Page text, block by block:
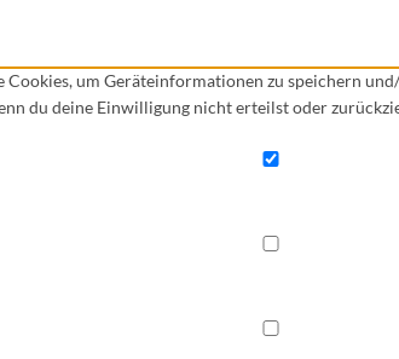
um Geräteinformationen zu speichern
du deine Einwilligung nicht erteilst oder